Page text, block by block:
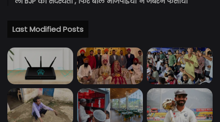
Last Modified Posts